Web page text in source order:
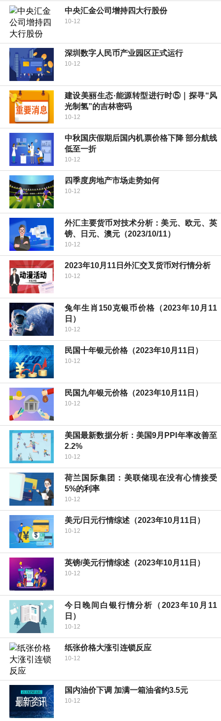
中央汇金公司增持四大行股份
10-12
深圳数字人民币产业园区正式运行
10-12
建设美丽生态·能源转型进行时⑤｜探寻“风
光制氢”的吉林密码
10-12
中秋国庆假期后国内机票价格下降 部分航线
低至一折
10-12
四季度房地产市场走势如何
10-12
外汇主要货币对技术分析：美元、欧元、英
镑、日元、澳元（2023/10/11）
10-12
2023年10月11日外汇交叉货币对行情分析
10-12
兔年生肖150克银币价格（2023年10月11
日）
10-12
民国十年银元价格（2023年10月11日）
10-12
民国九年银元价格（2023年10月11日）
10-12
美国最新数据分析：美国9月PPI年率改善至
2.2%
10-12
荷兰国际集团：美联储现在没有心情接受
5%的利率
10-12
美元/日元行情综述（2023年10月11日）
10-12
英镑/美元行情综述（2023年10月11日）
10-12
今日晚间白银行情分析（2023年10月11
日）
10-12
纸张价格大涨引连锁反应
10-12
国内油价下调 加满一箱油省约3.5元
10-12